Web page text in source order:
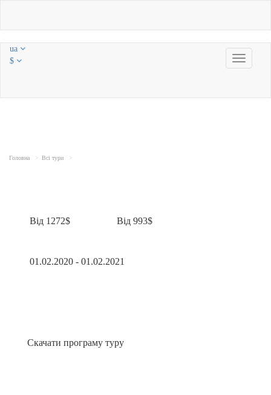
Toggle
ua
$
Головна Всі тури
Від 1272$ Від 993$
01.02.2020 - 01.02.2021
Скачати програму туру